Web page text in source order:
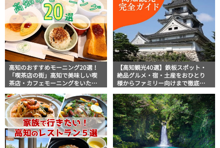
高知のおすすめモーニング20選！
「喫茶店の街」高知で美味しい喫
茶店・カフェモーニングをいただ
【高知観光40選】鉄板スポット・
絶品グルメ・宿・土産をおひとり
様からファミリー向けまで徹底解